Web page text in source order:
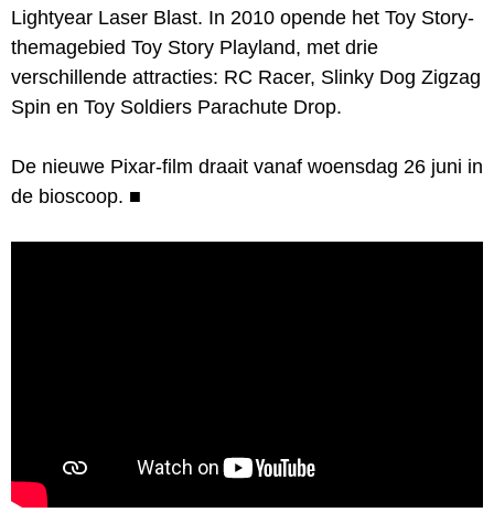
Lightyear Laser Blast. In 2010 opende het Toy Story-
themagebied Toy Story Playland, met drie
verschillende attracties: RC Racer, Slinky Dog Zigzag
Spin en Toy Soldiers Parachute Drop.
De nieuwe Pixar-film draait vanaf woensdag 26 juni in
de bioscoop. ■